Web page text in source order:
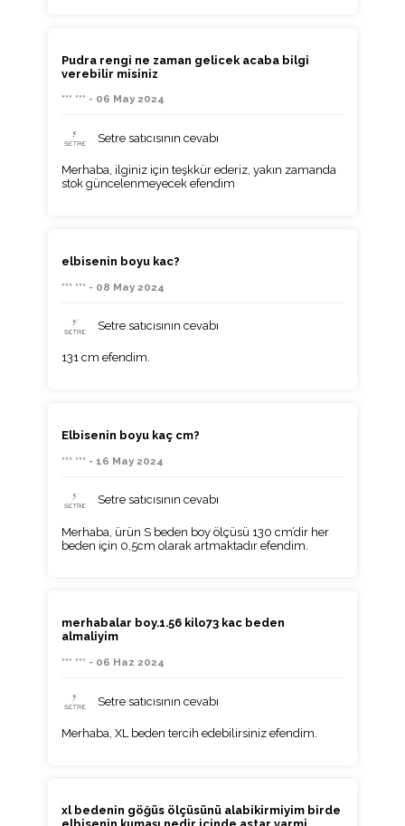
Pudra rengi ne zaman gelicek acaba bilgi
verebilir misiniz
*** *** - 06 May 2024
Setre satıcısının cevabı
Merhaba, ilginiz için teşkkür ederiz, yakın zamanda
stok güncelenmeyecek efendim
elbisenin boyu kac?
*** *** - 08 May 2024
Setre satıcısının cevabı
131 cm efendim.
Elbisenin boyu kaç cm?
*** *** - 16 May 2024
Setre satıcısının cevabı
Merhaba, ürün S beden boy ölçüsü 130 cm’dir her
beden için 0,5cm olarak artmaktadır efendim.
merhabalar boy.1.56 kilo73 kac beden
almaliyim
*** *** - 06 Haz 2024
Setre satıcısının cevabı
Merhaba, XL beden tercih edebilirsiniz efendim.
xl bedenin göğüs ölçüsünü alabikirmiyim birde